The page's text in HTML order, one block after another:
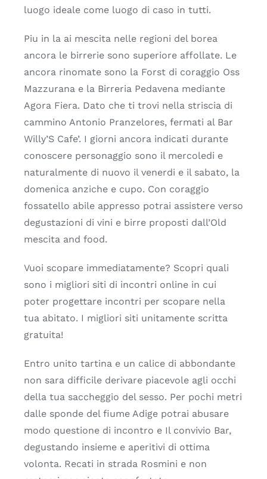
luogo ideale come luogo di caso in tutti.
Piu in la ai mescita nelle regioni del borea
ancora le birrerie sono superiore affollate. Le
ancora rinomate sono la Forst di coraggio Oss
Mazzurana e la Birreria Pedavena mediante
Agora Fiera. Dato che ti trovi nella striscia di
cammino Antonio Pranzelores, fermati al Bar
Willy’S Cafe’. I giorni ancora indicati durante
conoscere personaggio sono il mercoledi e
naturalmente di nuovo il venerdi e il sabato, la
domenica anziche e cupo. Con coraggio
fossatello abile appresso potrai assistere verso
degustazioni di vini e birre proposti dall’Old
mescita and food.
Vuoi scopare immediatamente? Scopri quali
sono i migliori siti di incontri online in cui
poter progettare incontri per scopare nella
tua abitato. I migliori siti unitamente scritta
gratuita!
Entro unito tartina e un calice di abbondante
non sara difficile derivare piacevole agli occhi
della tua saccheggio del sesso. Per pochi metri
dalle sponde del fiume Adige potrai abusare
modo questione di incontro e Il convivio Bar,
degustando insieme e aperitivi di ottima
volonta. Recati in strada Rosmini e non